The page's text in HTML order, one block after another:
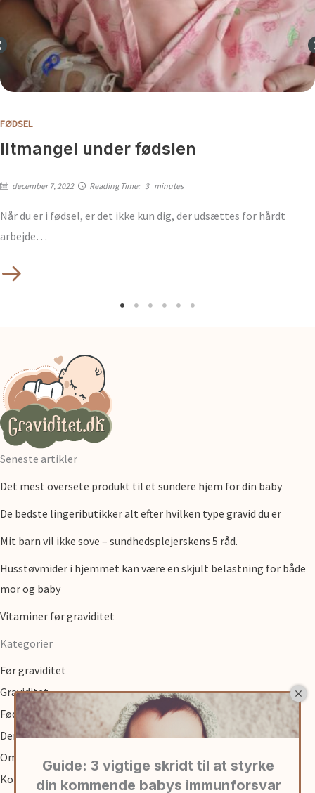
FØDSEL
Iltmangel under fødslen
december 7, 2022 Reading Time: 3 minutes
Når du er i fødsel, er det ikke kun dig, der udsættes for hårdt
arbejde…
Seneste artikler
Det mest oversete produkt til et sundere hjem for din baby
De bedste lingeributikker alt efter hvilken type gravid du er
Mit barn vil ikke sove – sundhedsplejerskens 5 råd.
Husstøvmider i hjemmet kan være en skjult belastning for både
mor og baby
Vitaminer før graviditet
Kategorier
Før graviditet
Graviditet
Fødsel
Den første tid med baby
Om
Kontakt